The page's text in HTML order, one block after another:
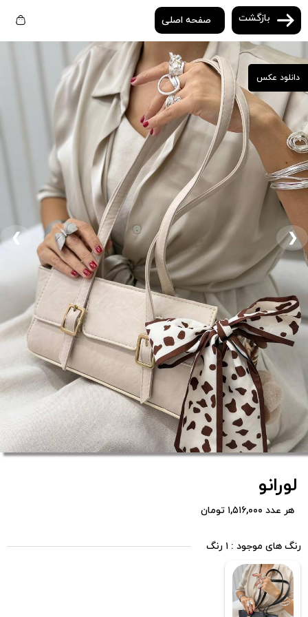
بازگشت صفحه اصلی
دانلود عکس
❮ ❯
لورانو
هر عدد ۱,۵۱۶,۰۰۰ تومان
رنگ های موجود : ۱ رنگ